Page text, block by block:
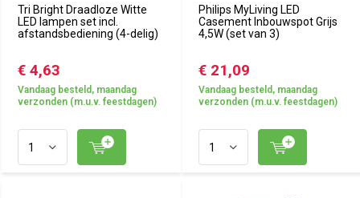
Tri Bright Draadloze Witte
LED lampen set incl.
afstandsbediening (4-delig)
€ 4,63
Vandaag besteld, maandag
verzonden (m.u.v. feestdagen)
Philips MyLiving LED
Casement Inbouwspot Grijs
4,5W (set van 3)
€ 21,09
Vandaag besteld, maandag
verzonden (m.u.v. feestdagen)